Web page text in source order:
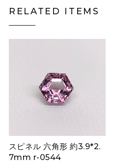
RELATED ITEMS
スピネル 六角形 約3.9*2.
7mm r-0544